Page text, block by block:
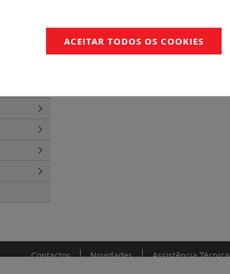
Contactos Novidades Assistência Técnica
ACEITAR TODOS OS COOKIES